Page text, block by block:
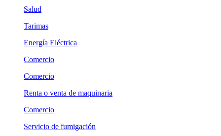
Salud
Tarimas
Energía Eléctrica
Comercio
Comercio
Renta o venta de maquinaria
Comercio
Servicio de fumigación